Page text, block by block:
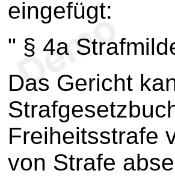
eingefügt:
" § 4a
Das Gericht
Freiheitsstrafe
von Strafe